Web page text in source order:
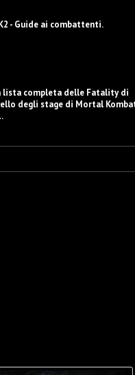
- Guide ai combattenti.
lista completa delle Fatality di
degli stage di Mortal